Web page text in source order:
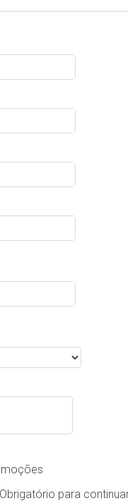
para